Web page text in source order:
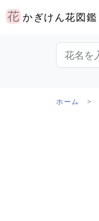
かぎけん花図鑑
ホーム